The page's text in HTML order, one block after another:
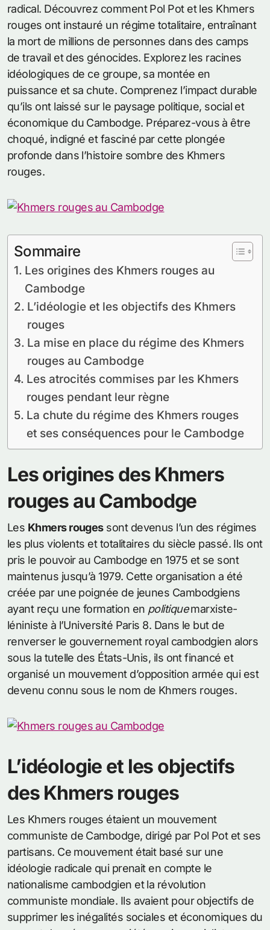
radical. Découvrez comment Pol Pot et les Khmers
rouges ont instauré un régime totalitaire, entraînant
la mort de millions de personnes dans des camps
de travail et des génocides. Explorez les racines
idéologiques de ce groupe, sa montée en
puissance et sa chute. Comprenez l’impact durable
qu’ils ont laissé sur le paysage politique, social et
économique du Cambodge. Préparez-vous à être
choqué, indigné et fasciné par cette plongée
profonde dans l’histoire sombre des Khmers
rouges.
Sommaire
Les origines des Khmers rouges au
Cambodge
L’idéologie et les objectifs des Khmers
rouges
La mise en place du régime des Khmers
rouges au Cambodge
Les atrocités commises par les Khmers
rouges pendant leur règne
La chute du régime des Khmers rouges
et ses conséquences pour le Cambodge
Les origines des Khmers
rouges au Cambodge
Les Khmers rougessont devenus l’un des régimes
les plus violents et totalitaires du siècle passé. Ils ont
pris le pouvoir au Cambodge en 1975 et se sont
maintenus jusqu’à 1979. Cette organisation a été
créée par une poignée de jeunes Cambodgiens
ayant reçu une formation en politiquemarxiste-
léniniste à l’Université Paris 8. Dans le but de
renverser le gouvernement royal cambodgien alors
sous la tutelle des États-Unis, ils ont financé et
organisé un mouvement d’opposition armée qui est
devenu connu sous le nom de Khmers rouges.
L’idéologie et les objectifs
des Khmers rouges
Les Khmers rouges étaient un mouvement
communiste de Cambodge, dirigé par Pol Pot et ses
partisans. Ce mouvement était basé sur une
idéologie radicale qui prenait en compte le
nationalisme cambodgien et la révolution
communiste mondiale. Ils avaient pour objectifs de
supprimer les inégalités sociales et économiques du